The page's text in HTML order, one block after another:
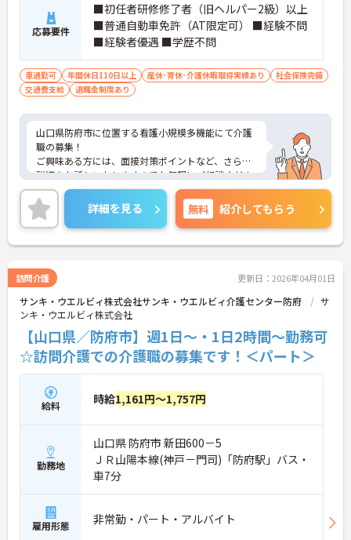
応募要件
■初任者研修修了者（旧ヘルパー2級）以上
■普通自動車免許（AT限定可） ■経験不問
■経験者優遇 ■学歴不問
車通勤可 年間休日110日以上 産休･育休･介護休暇取得実績あり
社会保険完備
交通費支給
退職金制度あり
山口県防府市に位置する看護小規模多機能にて介護
職の募集！
ご興味ある方には、面接対策ポイントなど、さらに
詳細をお話しいたしますのでお気軽にご相談くださ
い！
詳細を見る 無料 紹介してもらう
訪問介護 更新日：2026年04月01日
サンキ・ウエルビィ株式会社サンキ・ウエルビィ介護センター防府
サ
ンキ・ウエルビィ株式会社
【山口県／防府市】週1日～・1日2時間～勤務可
☆訪問介護での介護職の募集です！＜パート＞
給料 時給1,161円～1,757円
勤務地
山口県 防府市 新田600－5
ＪＲ山陽本線(神戸－門司)「防府駅」バス・
車7分
雇用形態 非常勤・パート・アルバイト